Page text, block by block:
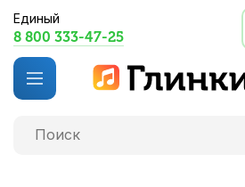
Единый
8 800 333-47-25